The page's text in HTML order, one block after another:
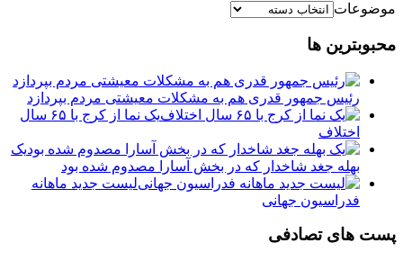
موضوعات
محبوبترین ها
رئیس جمهور قدری هم به مشکلات معیشتی مردم بپردازد
یک نما از کرج با ۶۵ سال
اختلاف
یک
بهله جغد شاخدار که در بخش آسارا مصدوم شده بود
لیست جدید ماهانه
فدراسیون جهانی
پست های تصادفی